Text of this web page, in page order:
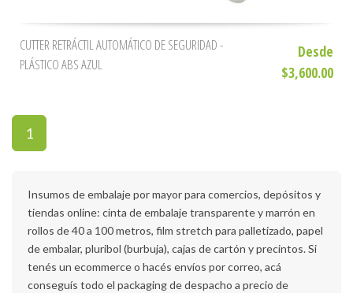
CUTTER RETRÁCTIL AUTOMÁTICO DE SEGURIDAD -
PLÁSTICO ABS AZUL
Desde
$3,600.00
1
Insumos de embalaje por mayor para comercios, depósitos y
tiendas online: cinta de embalaje transparente y marrón en
rollos de 40 a 100 metros, film stretch para palletizado, papel
de embalar, pluribol (burbuja), cajas de cartón y precintos. Si
tenés un ecommerce o hacés envíos por correo, acá
conseguís todo el packaging de despacho a precio de